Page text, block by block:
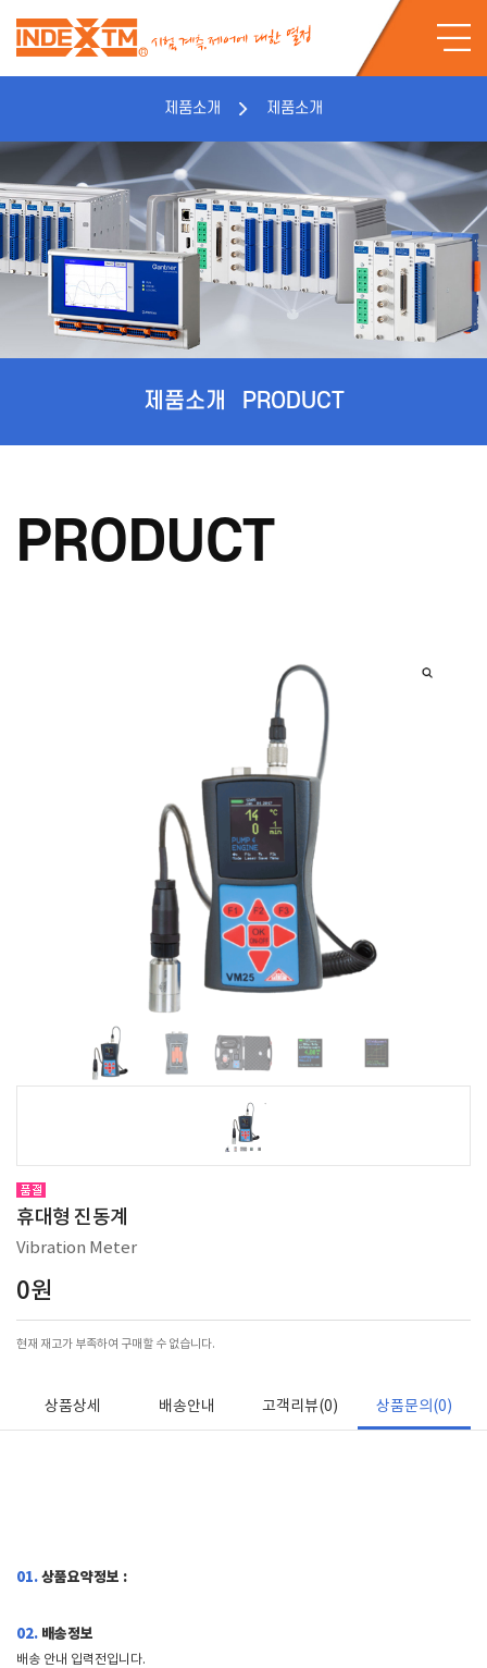
제품소개 제품소개
제품소개 PRODUCT
PRODUCT
휴대형 진동계
Vibration Meter
0원
현재 재고가 부족하여 구매할 수 없습니다.
상품상세 배송안내 고객리뷰(0) 상품문의(0)
01.상품요약정보 :
02. 배송정보
배송 안내 입력전입니다.